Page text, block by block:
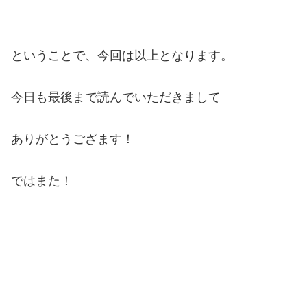
ということで、今回は以上となります。
今日も最後まで読んでいただきまして
ありがとうござます！
ではまた！